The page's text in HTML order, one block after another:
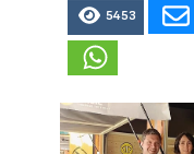
5453